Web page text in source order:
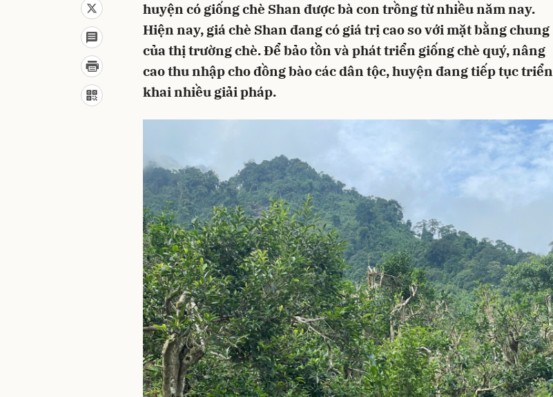
huyện có giống chè Shan được bà con trồng từ nhiều năm nay.
Hiện nay, giá chè Shan đang có giá trị cao so với mặt bằng chung
của thị trường chè. Để bảo tồn và phát triển giống chè quý, nâng
cao thu nhập cho đồng bào các dân tộc, huyện đang tiếp tục triển
khai nhiều giải pháp.